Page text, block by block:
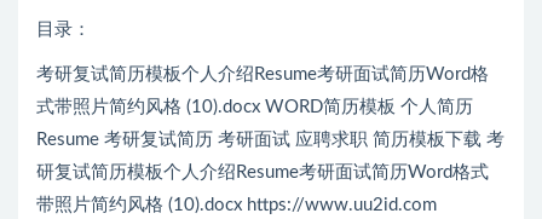
目录：
考研复试简历模板个人介绍Resume考研面试简历Word格
式带照片简约风格 (10).docx WORD简历模板 个人简历
Resume 考研复试简历 考研面试 应聘求职 简历模板下载 考
研复试简历模板个人介绍Resume考研面试简历Word格式
带照片简约风格 (10).docx https://www.uu2id.com